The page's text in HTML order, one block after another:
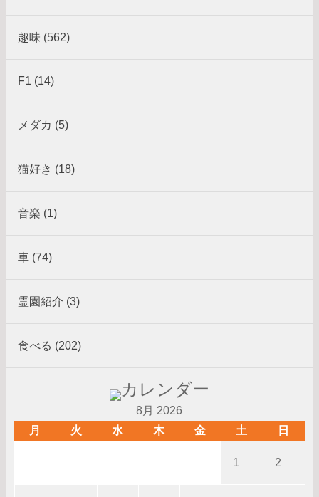
趣味 (562)
F1 (14)
メダカ (5)
猫好き (18)
音楽 (1)
車 (74)
霊園紹介 (3)
食べる (202)
8月 2026
月
火 水 木 金 土 日
1 2